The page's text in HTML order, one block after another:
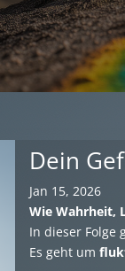
Dein
Jan 15, 2026
Wie Wahrheit,
In dieser Folge
Es geht um